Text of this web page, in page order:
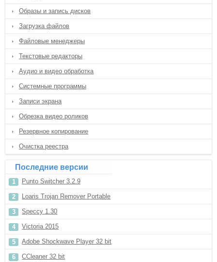
Образы и запись дисков
Загрузка файлов
Файловые менеджеры
Текстовые редакторы
Аудио и видео обработка
Системные программы
Записи экрана
Обрезка видео роликов
Резервное копирование
Очистка реестра
Последние версии
Punto Switcher 3.2.9
Loaris Trojan Remover Portable
Speccy 1.30
Victoria 2015
Adobe Shockwave Player 32 bit
CCleaner 32 bit